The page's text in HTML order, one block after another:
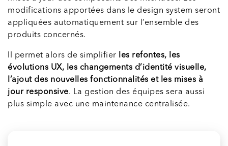
modifications apportées dans le design system seront
appliquées automatiquement sur l’ensemble des
produits concernés.
Il permet alors de simplifier
les refontes, les
évolutions UX, les changements d’identité visuelle,
l’ajout des nouvelles fonctionnalités et les mises à
jour responsive. La gestion des équipes sera aussi
plus simple avec une maintenance centralisée.